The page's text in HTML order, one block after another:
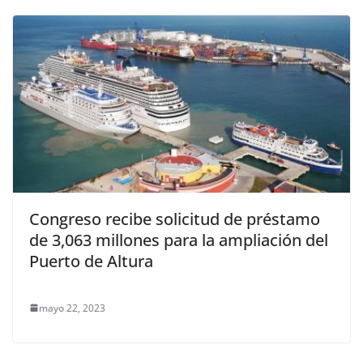
Congreso recibe solicitud de préstamo
de 3,063 millones para la ampliación del
Puerto de Altura
mayo 22, 2023